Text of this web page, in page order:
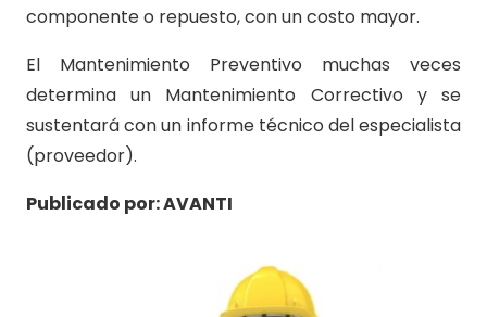
componente o repuesto, con un costo mayor.
El Mantenimiento Preventivo muchas veces
determina un Mantenimiento Correctivo y se
sustentará con un informe técnico del especialista
(proveedor).
Publicado por: AVANTI